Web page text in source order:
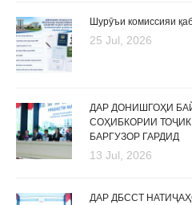
Шурӯъи комиссияи
25 Jul, 2026
ДАР ДОНИШГОҲИ
СОҲИБКОРИИ
БАРГУЗОР ГАРДИД
13 Jul, 2026
ДАР ДБССТ